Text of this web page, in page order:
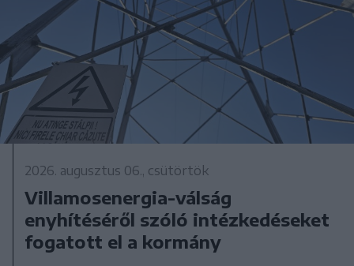
2026. augusztus 06., csütörtök
Villamosenergia-válság
enyhítéséről szóló intézkedéseket
fogatott el a kormány